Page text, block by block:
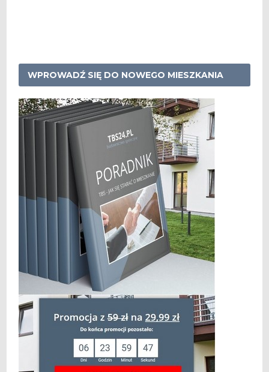
WPROWADŹ SIĘ DO NOWEGO MIESZKANIA